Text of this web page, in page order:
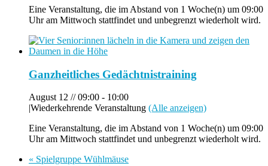
Eine Veranstaltung, die im Abstand von 1 Woche(n) um 09:00
Uhr am Mittwoch stattfindet und unbegrenzt wiederholt wird.
Ganzheitliches Gedächtnistraining
August 12 // 09:00 - 10:00
|Wiederkehrende Veranstaltung (Alle anzeigen)
Eine Veranstaltung, die im Abstand von 1 Woche(n) um 09:00
Uhr am Mittwoch stattfindet und unbegrenzt wiederholt wird.
« Spielgruppe Wühlmäuse